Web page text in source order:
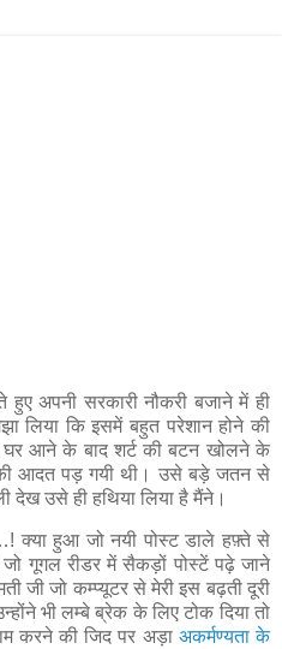
अपनी सरकारी नौकरी बजाने में ही
लिया कि इसमें बहुत परेशान होने की
आने के बाद शर्ट की बटन खोलने के
आदत पड़ गयी थी। उसे बड़े जतन से
देख उसे ही हथिया लिया है मैंने।
क्या हुआ जो नयी पोस्ट डाले हफ़्ते से
गूगल रीडर में सैकड़ों पोस्टें पढ़े जाने
जी जो कम्प्यूटर से मेरी इस बढ़ती दूरी
भी लम्बे ब्रेक के लिए टोक दिया तो
करने की जिद पर अड़ा अकर्मण्यता के